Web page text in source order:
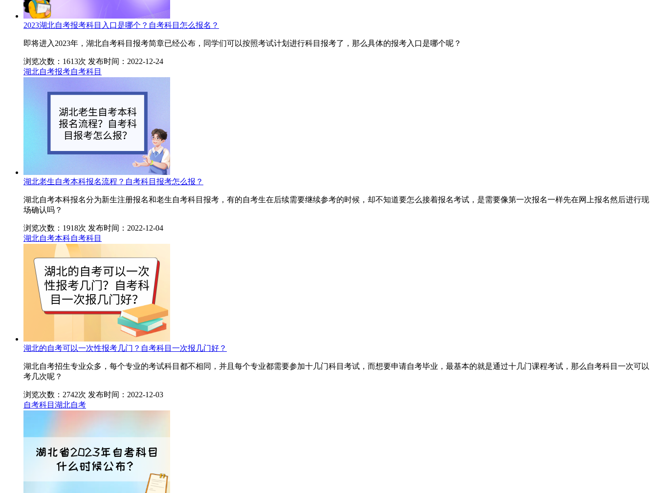
2023湖北自考报考科目入口是哪个？自考科目怎么报名？
即将进入2023年，湖北自考科目报考简章已经公布，同学们可以按照考试计划进行科目报考了，那么具体的报考入口是哪个呢？
浏览次数：1613次 发布时间：2022-12-24
湖北自考报考自考科目
湖北老生自考本科报名流程？自考科目报考怎么报？
湖北自考本科报名分为新生注册报名和老生自考科目报考，有的自考生在后续需要继续参考的时候，却不知道要怎么接着报名考试，是需要像第一次报名一样先在网上报名然后进行现
场确认吗？
浏览次数：1918次 发布时间：2022-12-04
湖北自考本科自考科目
湖北的自考可以一次性报考几门？自考科目一次报几门好？
湖北自考招生专业众多，每个专业的考试科目都不相同，并且每个专业都需要参加十几门科目考试，而想要申请自考毕业，最基本的就是通过十几门课程考试，那么自考科目一次可以
考几次呢？
浏览次数：2742次 发布时间：2022-12-03
自考科目 湖北自考